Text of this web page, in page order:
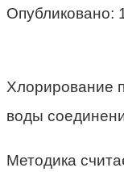
Опубликовано:
Хлорирование
воды
Методика